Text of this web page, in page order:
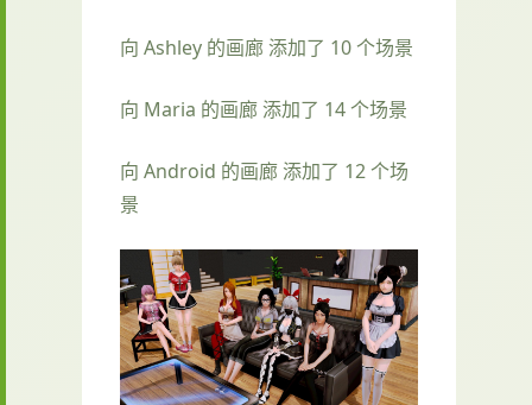
向 Ashley 的画廊 添加了 10 个场景
向 Maria 的画廊 添加了 14 个场景
向 Android 的画廊 添加了 12 个场
景